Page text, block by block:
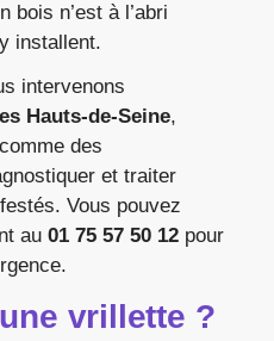
bois n’est à l’abri
installent.
intervenons
Hauts-de-Seine,
des
et traiter
Vous pouvez
au 01 75 57 50 12 pour
vrillette ?